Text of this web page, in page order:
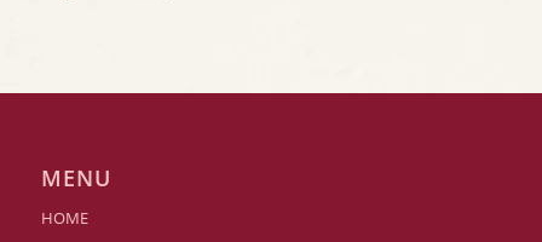
MENU
HOME